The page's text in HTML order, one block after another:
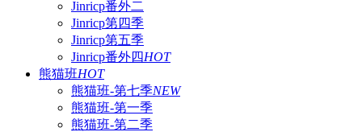
Jinricp番外二
Jinricp第四季
Jinricp第五季
Jinricp番外四HOT
熊猫班HOT
熊猫班-第七季NEW
熊猫班-第一季
熊猫班-第二季